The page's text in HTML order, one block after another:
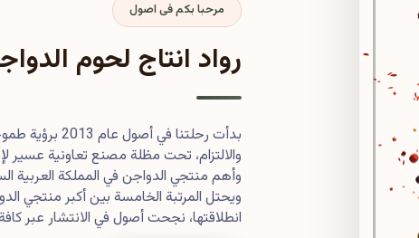
مرحبا بكم فى اصول
رواد انتاج لحوم
بدأت رحلتنا في
والالتزام، تحت مظلة مصنع تعاونية عسير
وأهم منتجي الدواجن في المملكة العربية
ويحتل المرتبة الخامسة بين أكبر
انطلاقتها، نجحت أصول في الانتشار عبر